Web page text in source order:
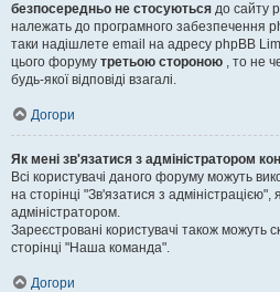
безпосередньо не стосуються до сайту
належать до програмного забезпечення
таки надішлете email на адресу phpBB
цього форуму третьою стороною , то не
будь-якої відповіді взагалі.
Догори
Як мені зв'язатися з адміністратором
Всі користувачі даного форуму можуть
на сторінці "Зв'язатися з
адміністратором.
Зареєстровані користувачі також можуть
сторінці "Наша команда".
Догори